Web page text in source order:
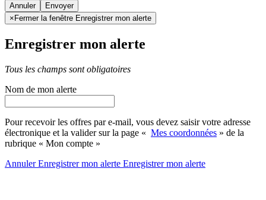
Annuler
× Fermer la fenêtre Enregistrer mon alerte
Enregistrer mon alerte
Tous les champs sont obligatoires
Nom de mon alerte
Pour recevoir les offres par e-mail, vous devez saisir votre adresse
électronique et la valider sur la page « Mes coordonnées » de la
rubrique « Mon compte »
AnnulerEnregistrer mon alerte Enregistrermon alerte